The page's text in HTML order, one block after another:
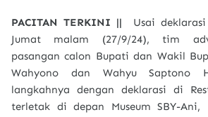
PACITAN TERKINI || Usai
Jumat malam (27/9/24), tim
pasangan calon Bupati dan Wakil
Wahyono dan Wahyu Saptono
langkahnya dengan deklarasi di
terletak di depan Museum SBY-